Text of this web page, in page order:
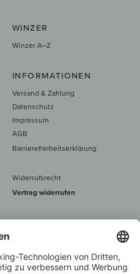
WINZER
Winzer A–Z
INFORMATIONEN
Versand & Zahlung
Datenschutz
Impressum
AGB
Barrierefreiheitserklärung
Widerrufsrecht
Vertrag widerrufen
Alle Preise inkl. MwSt., zzgl. 5 €
60 € versand­kosten­